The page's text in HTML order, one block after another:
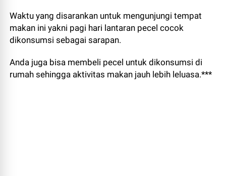
Waktu yang disarankan untuk mengunjungi tempat
makan ini yakni pagi hari lantaran pecel cocok
dikonsumsi sebagai sarapan.
Anda juga bisa membeli pecel untuk dikonsumsi di
rumah sehingga aktivitas makan jauh lebih leluasa.***